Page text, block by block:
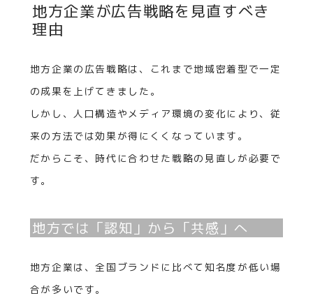
地方企業が広告戦略を見直すべき
理由
地方企業の広告戦略は、これまで地域密着型で一定
の成果を上げてきました。
しかし、人口構造やメディア環境の変化により、従
来の方法では効果が得にくくなっています。
だからこそ、時代に合わせた戦略の見直しが必要で
す。
地方では「認知」から「共感」へ
地方企業は、全国ブランドに比べて知名度が低い場
合が多いです。